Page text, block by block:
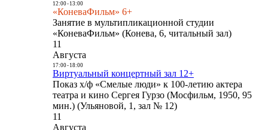
12:00- 13:00
«КоневаФильм» 6+
Занятие в мультипликационной студии
«КоневаФильм» (Конева, 6, читальный зал)
11
Августа
17:00- 18:00
Виртуальный концертный зал 12+
Показ х/ф «Смелые люди» к 100-летию актера
театра и кино Сергея Гурзо (Мосфильм, 1950, 95
мин.) (Ульяновой, 1, зал № 12)
11
Августа